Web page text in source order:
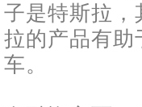
子是特斯拉，
拉的产品有
车。